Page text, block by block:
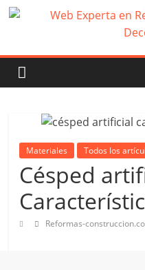
Materiales Todos los
Césped
Reformas-